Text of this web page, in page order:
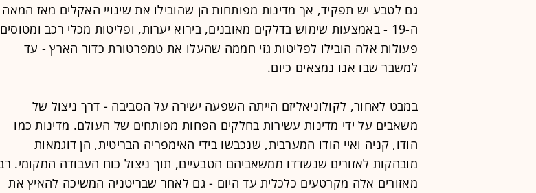
גם לטבע יש תפקיד, אך מדינות מפותחות הן שהובילו את שינויי האקלים מאז המאה
ה-19 - באמצעות שימוש בדלקים מאובנים, בירוא יערות, ופליטות מכלי רכב
פעולות אלה הובילו לפליטות גזי חממה שהעלו את טמפרטורת כדור הארץ - עד
למשבר שבו אנו נמצאים כיום.
במבט לאחור, לקולוניאליזם הייתה השפעה ישירה על הסביבה - דרך ניצול של
משאבים על ידי מדינות עשירות בחלקים הפחות מפותחים של העולם. מדינות כמו
הודו, קניה ואיי הודו המערבית, שנכבשו בידי האימפריה הבריטית, הן דוגמאות
מובהקות לאזורים שנשדדו ממשאביהם הטבעיים, תוך ניצול כוח העבודה המקומי.
מאזורים אלה מקרטעים כלכלית עד היום - גם לאחר שבריטניה המשיכה להאיץ את